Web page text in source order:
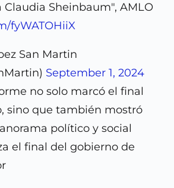
Claudia Sheinbaum", AMLO
fyWATOHiiX
San Martin
September 1, 2024
no solo marcó el final
sino que también mostró
político y social
el final del gobierno de